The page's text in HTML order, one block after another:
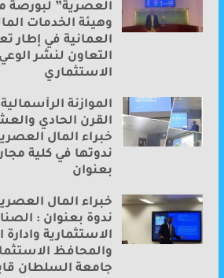
العصرية”
وهيئة الخدمات
العمانية في إطار
التعاون لنشر الوعي
الاستثماري
الموازنة
القرن الحادي
خبراء المال
ندوتها في كلية
بعنوان
خبراء المال
ندوة بعنوان :
الاستثمارية
والمحافظ
جامعة السلطان